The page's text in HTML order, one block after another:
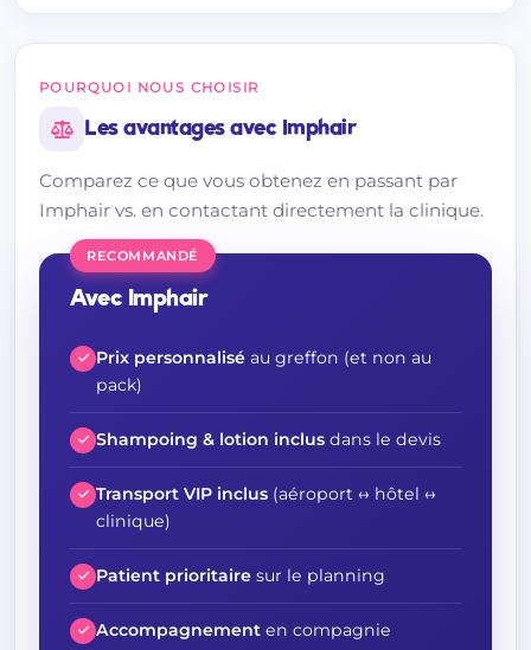
POURQUOI NOUS CHOISIR
Les avantages avec Imphair
Comparez ce que vous obtenez en passant par
Imphair vs. en contactant directement la clinique.
RECOMMANDÉ
Avec Imphair
Prix personnalisé au greffon (et non au
pack)
Shampoing & lotion inclus dans le devis
Transport VIP inclus (aéroport ↔ hôtel ↔
clinique)
Patient prioritaire sur le planning
Accompagnement en compagnie